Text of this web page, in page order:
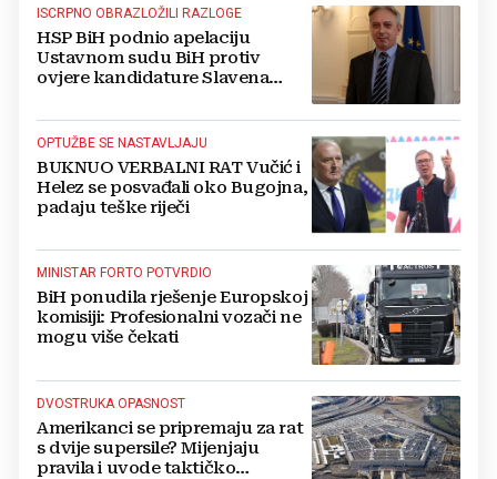
ISCRPNO OBRAZLOŽILI RAZLOGE
HSP BiH podnio apelaciju
Ustavnom sudu BiH protiv
ovjere kandidature Slavena
OPTUŽBE SE NASTAVLJAJU
BUKNUO VERBALNI RAT Vučić i
Helez se posvađali oko Bugojna,
padaju teške riječi
MINISTAR FORTO POTVRDIO
BiH ponudila rješenje Europskoj
komisiji: Profesionalni vozači ne
mogu više čekati
DVOSTRUKA OPASNOST
Amerikanci se pripremaju za rat
s dvije supersile? Mijenjaju
pravila i uvode taktičko